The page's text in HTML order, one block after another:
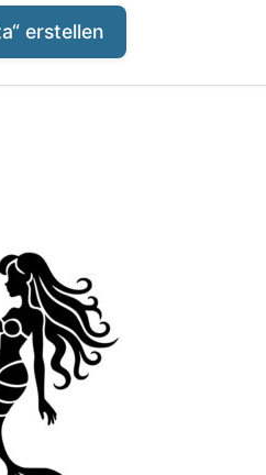
erstellen